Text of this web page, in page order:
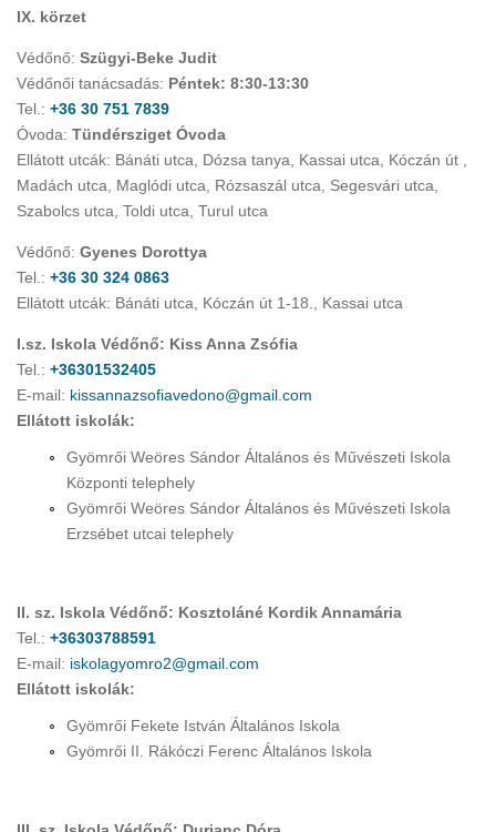
IX. körzet
Védőnő: Szügyi-Beke Judit
Védőnői tanácsadás: Péntek: 8:30-13:30
Tel.: +36 30 751 7839
Óvoda: Tündérsziget Óvoda
Ellátott utcák: Bánáti utca, Dózsa tanya, Kassai utca, Kóczán út ,
Madách utca, Maglódi utca, Rózsaszál utca, Segesvári utca,
Szabolcs utca, Toldi utca, Turul utca
Védőnő: Gyenes Dorottya
Tel.: +36 30 324 0863
Ellátott utcák: Bánáti utca, Kóczán út 1-18., Kassai utca
I.sz. Iskola Védőnő: Kiss Anna Zsófia
Tel.: +36301532405
E-mail: kissannazsofiavedono@gmail.com
Ellátott iskolák:
Gyömrői Weöres Sándor Általános és Művészeti Iskola
Központi telephely
Gyömrői Weöres Sándor Általános és Művészeti Iskola
Erzsébet utcai telephely
II. sz. Iskola Védőnő: Kosztoláné Kordik Annamária
Tel.: +36303788591
E-mail: iskolagyomro2@gmail.com
Ellátott iskolák:
Gyömrői Fekete István Általános Iskola
Gyömrői II. Rákóczi Ferenc Általános Iskola